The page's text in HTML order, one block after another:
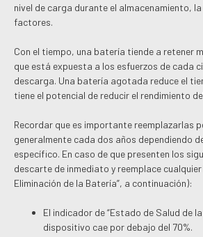
nivel de carga durante el almacenamiento,
factores.
Con el tiempo, una batería tiende a retener
que está expuesta a los esfuerzos de cada
descarga. Una batería agotada reduce el
tiene el potencial de reducir el rendimiento
Recordar que es importante reemplazarlas
generalmente cada dos años dependiendo
específico. En caso de que presenten los
descarte de inmediato y reemplace cualquier
Eliminación de la Batería”, a continuación):
El indicador de “Estado de Salud de
dispositivo cae por debajo del 70%.